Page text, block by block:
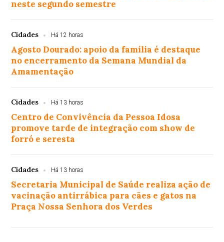
neste segundo semestre
Cidades Há 12 horas
Agosto Dourado: apoio da família é destaque
no encerramento da Semana Mundial da
Amamentação
Cidades Há 13 horas
Centro de Convivência da Pessoa Idosa
promove tarde de integração com show de
forró e seresta
Cidades Há 13 horas
Secretaria Municipal de Saúde realiza ação de
vacinação antirrábica para cães e gatos na
Praça Nossa Senhora dos Verdes